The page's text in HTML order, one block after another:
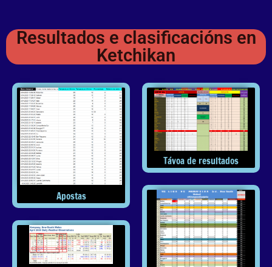
Resultados e clasificacións en
Ketchikan
Apostas
Távoa de resultados